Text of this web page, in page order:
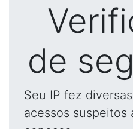
de
Seu IP fez
acessos suspeitos